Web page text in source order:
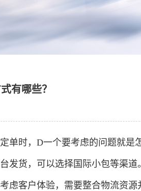
有哪些？
单时，D一个要考虑的问题就是
发货，可以选择国际小包等渠道
虑客户体验，需要整合物流资源